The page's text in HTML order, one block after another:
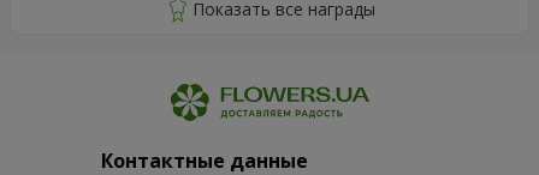
Контактные данные